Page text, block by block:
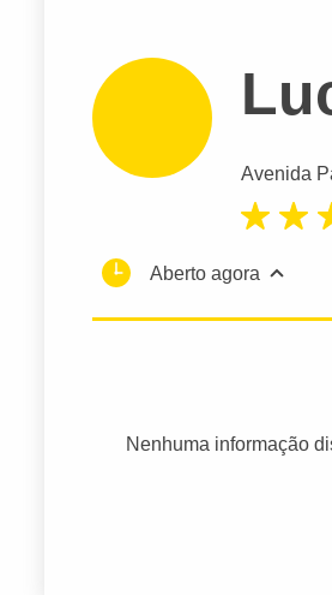
Avenida
Aberto agora
Nenhuma informação